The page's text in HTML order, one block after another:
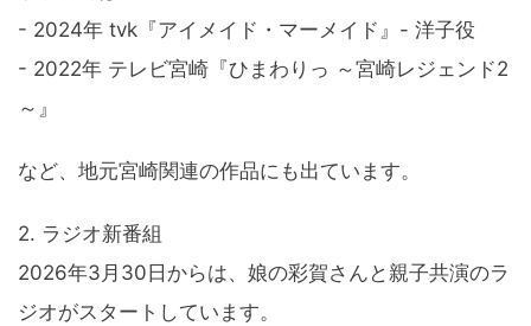
- 2024年 tvk『アイメイド・マーメイド』- 洋子役
- 2022年 テレビ宮崎『ひまわりっ ～宮崎レジェンド2
～』
など、地元宮崎関連の作品にも出ています。
2. ラジオ新番組
2026年3月30日からは、娘の彩賀さんと親子共演のラ
ジオがスタートしています。